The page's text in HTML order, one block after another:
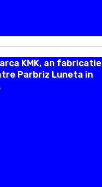
KMK, an fabricatie
Parbriz Luneta in